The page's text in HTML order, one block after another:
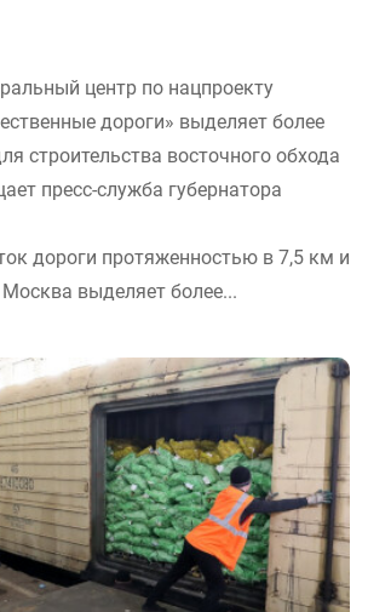
центр по нацпроекту
дороги» выделяет более
строительства восточного обхода
пресс-служба губернатора
дороги протяженностью в 7,5 км и
выделяет более...